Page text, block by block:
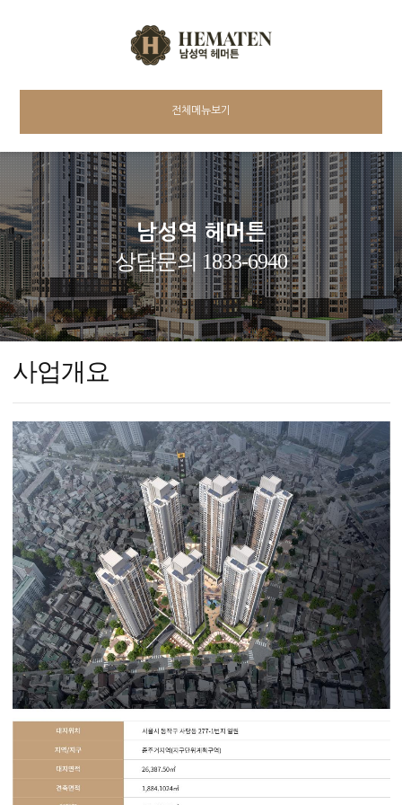
전체메뉴보기
남성역 헤머튼
상담문의 1833-6940
사업개요